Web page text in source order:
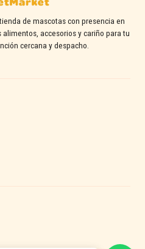
de mascotas con presencia en
accesorios y cariño para tu
cercana y despacho.